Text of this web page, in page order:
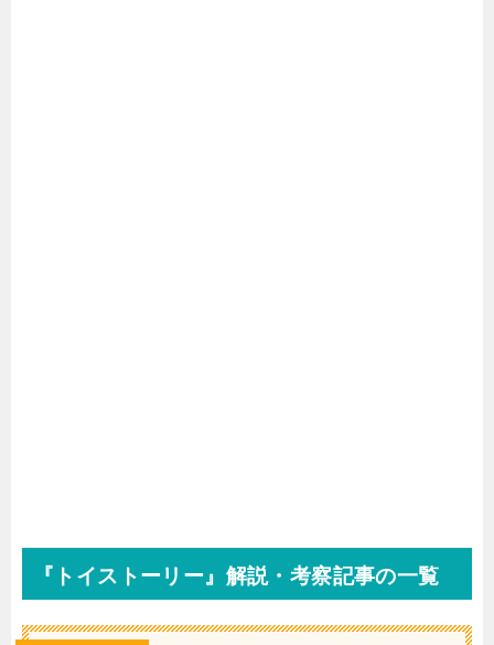
『トイストーリー』解説・考察記事の一覧